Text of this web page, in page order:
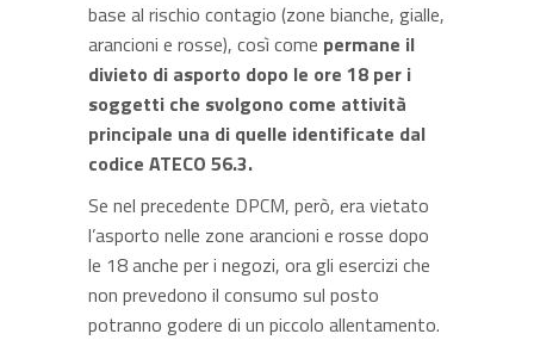
base al rischio contagio (zone bianche, gialle,
arancioni e rosse), così come permane il
divieto di asporto dopo le ore 18 per i
soggetti che svolgono come attività
principale una di quelle identificate dal
codice ATECO 56.3.
Se nel precedente DPCM, però, era vietato
l’asporto nelle zone arancioni e rosse dopo
le 18 anche per i negozi, ora gli esercizi che
non prevedono il consumo sul posto
potranno godere di un piccolo allentamento.